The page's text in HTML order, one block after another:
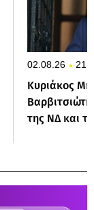
02.08.26
Κυριάκος
της ΝΔ και